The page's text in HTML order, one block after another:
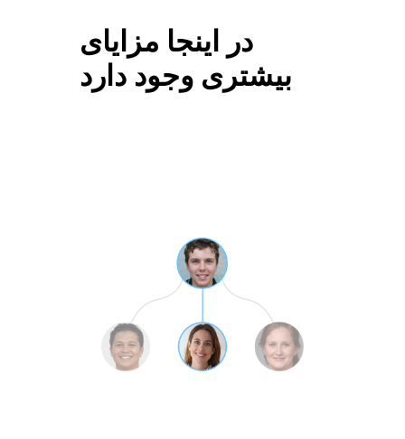
در اینجا مزایای
بیشتری وجود دارد